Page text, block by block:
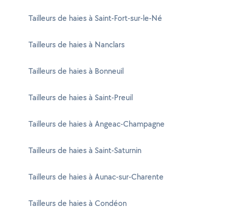
Tailleurs de haies à Saint-Fort-sur-le-Né
Tailleurs de haies à Nanclars
Tailleurs de haies à Bonneuil
Tailleurs de haies à Saint-Preuil
Tailleurs de haies à Angeac-Champagne
Tailleurs de haies à Saint-Saturnin
Tailleurs de haies à Aunac-sur-Charente
Tailleurs de haies à Condéon